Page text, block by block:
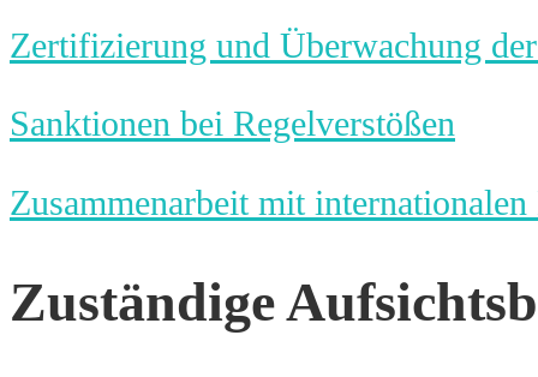
Zertifizierung und Überwachung
Sanktionen bei Regelverstößen
Zusammenarbeit mit internationalen
Zuständige